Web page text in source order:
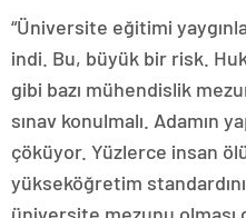
“Üniversite eğitimi
indi. Bu, büyük bir risk.
gibi bazı mühendislik
sınav konulmalı. Adamın
çöküyor. Yüzlerce insan
yükseköğretim